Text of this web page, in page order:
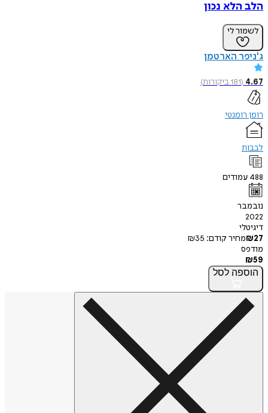
הלב הלא נכון
לשמור לי
ג'ניפר הארטמן
4.67
(
181ביקורות)
רומן רומנטי
לבבות
488 עמודים
נובמבר
2022
דיגיטלי
₪27 מחיר קודם: ₪35
מודפס
₪59
הוספה לסל